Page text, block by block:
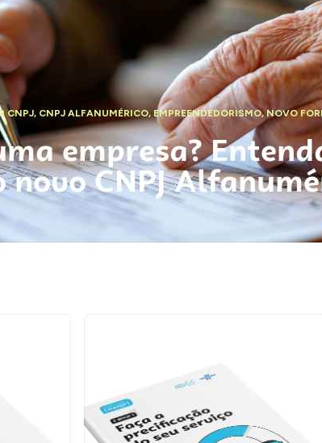
CNPJ, CNPJ ALFANUMÉRICO, EMPREENDEDORISMO,NOVO
empresa?
CNPJ